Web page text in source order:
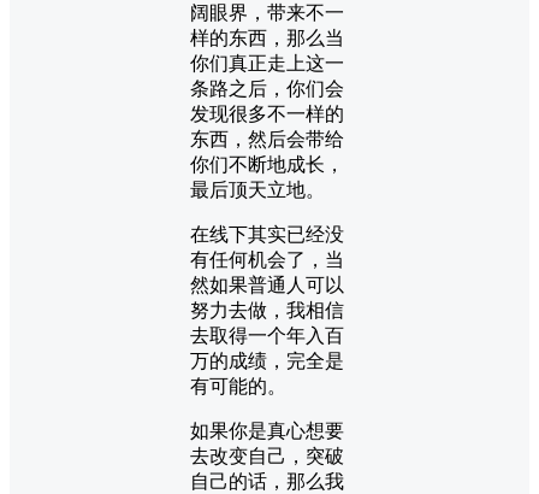
阔眼界，带来不一
样的东西，那么当
你们真正走上这一
条路之后，你们会
发现很多不一样的
东西，然后会带给
你们不断地成长，
最后顶天立地。
在线下其实已经没
有任何机会了，当
然如果普通人可以
努力去做，我相信
去取得一个年入百
万的成绩，完全是
有可能的。
如果你是真心想要
去改变自己，突破
自己的话，那么我